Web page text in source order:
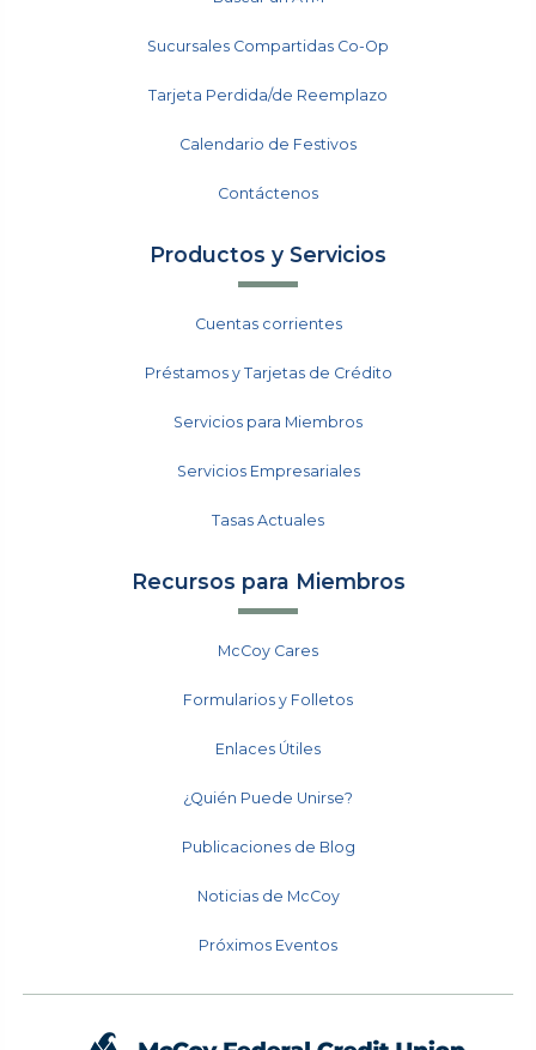
Sucursales Compartidas Co-Op
Tarjeta Perdida/de Reemplazo
Calendario de Festivos
Contáctenos
Productos y Servicios
Cuentas corrientes
Préstamos y Tarjetas de Crédito
Servicios para Miembros
Servicios Empresariales
Tasas Actuales
Recursos para Miembros
McCoy Cares
Formularios y Folletos
Enlaces Útiles
¿Quién Puede Unirse?
Publicaciones de Blog
Noticias de McCoy
Próximos Eventos